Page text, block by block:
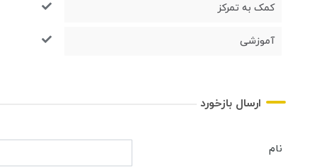
کمک به تمرکز
آموزشی
ارسال بازخورد
نام